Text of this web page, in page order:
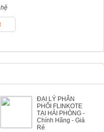
ĐẠI LÝ PHÂN
PHỐI FLINKOTE
TẠI HẢI PHÒNG -
Chính Hãng - Giá
Rẻ